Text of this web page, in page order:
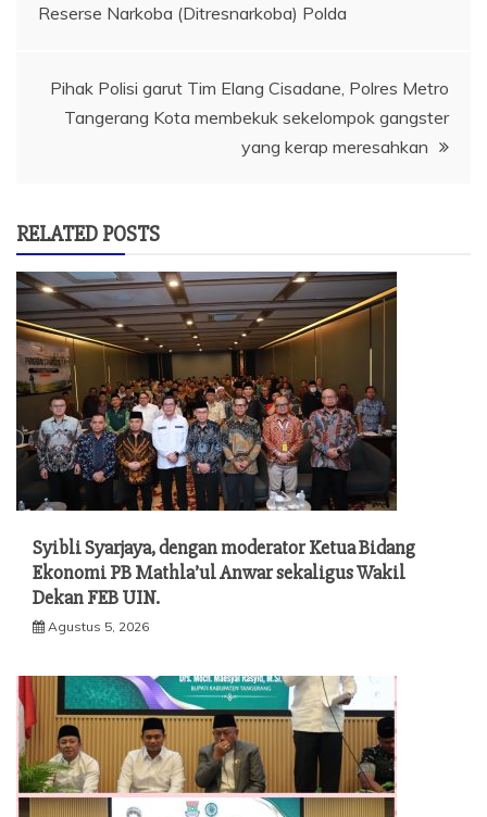
pos
Reserse Narkoba (Ditresnarkoba) Polda
Pihak Polisi garut Tim Elang Cisadane, Polres Metro
Tangerang Kota membekuk sekelompok gangster
yang kerap meresahkan
RELATED POSTS
Syibli Syarjaya, dengan moderator Ketua Bidang
Ekonomi PB Mathla’ul Anwar sekaligus Wakil
Dekan FEB UIN.
Agustus 5, 2026